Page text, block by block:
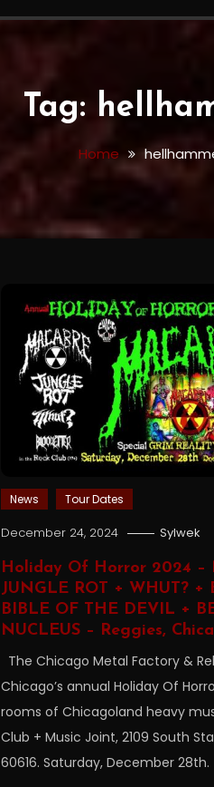
Tag:
Home
News Tour Dates
December 24, 2024 Sylwek
Holiday Of Horror 2024 –
JUNGLE ROT + WHUT? +
BIBLE OF THE DEVIL +
NUCLEUS – Reggies,
The Chicago Metal Factory &
Chicago’s annual Holiday Of
rooms of Chicagoland heavy
Club + Music Joint, 2109 South
60616. Saturday, December 28th.